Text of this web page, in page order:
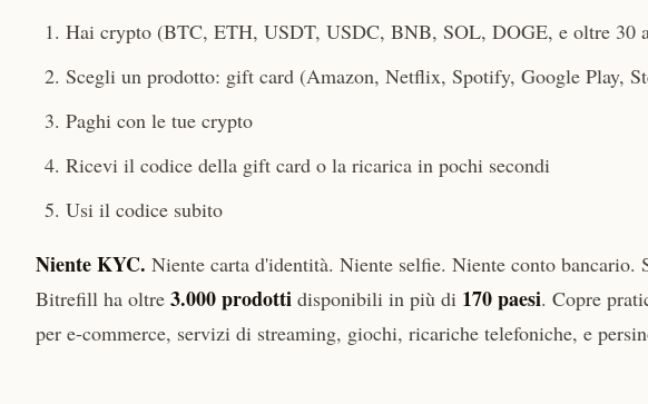
Hai crypto (BTC, ETH, USDT, USDC, BNB, SOL, DOGE, e oltre 30
Scegli un prodotto: gift card (Amazon, Netflix, Spotify, Google Play,
Paghi con le tue crypto
Ricevi il codice della gift card o la ricarica in pochi secondi
Usi il codice subito
Niente KYC. Niente carta d'identità. Niente selfie. Niente conto
Bitrefill ha oltre 3.000 prodotti disponibili in più di 170 paesi. Copre
per e-commerce, servizi di streaming, giochi, ricariche telefoniche, e